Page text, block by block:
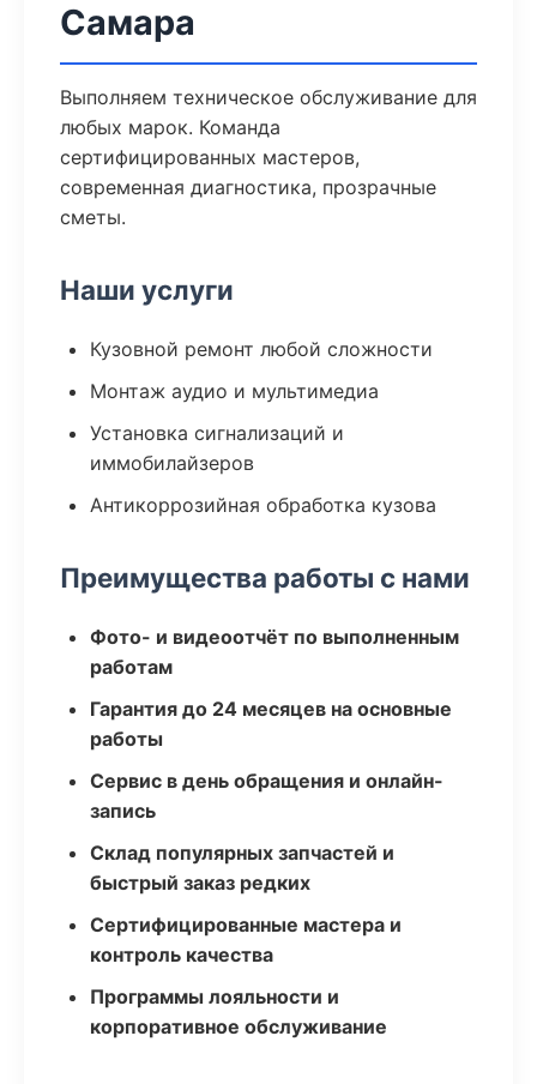
Самара
Выполняем техническое обслуживание для
любых марок. Команда
сертифицированных мастеров,
современная диагностика, прозрачные
сметы.
Наши услуги
Кузовной ремонт любой сложности
Монтаж аудио и мультимедиа
Установка сигнализаций и
иммобилайзеров
Антикоррозийная обработка кузова
Преимущества работы с нами
Фото- и видеоотчёт по выполненным
работам
Гарантия до 24 месяцев на основные
работы
Сервис в день обращения и онлайн-
запись
Склад популярных запчастей и
быстрый заказ редких
Сертифицированные мастера и
контроль качества
Программы лояльности и
корпоративное обслуживание